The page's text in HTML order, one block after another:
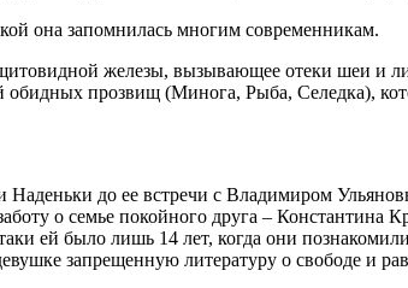
она запомнилась многим современникам.
железы, вызывающее отеки шеи и
обидных прозвищ (Минога, Рыба, Селедка),
до ее встречи с Владимиром
о семье покойного друга – Константина
ей было лишь 14 лет, когда они
запрещенную литературу о свободе и